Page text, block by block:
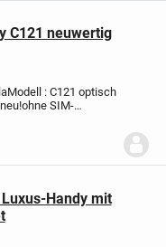
C121 neuwertig
Modell : C121 optisch
ohne SIM-
als...
Handy mit